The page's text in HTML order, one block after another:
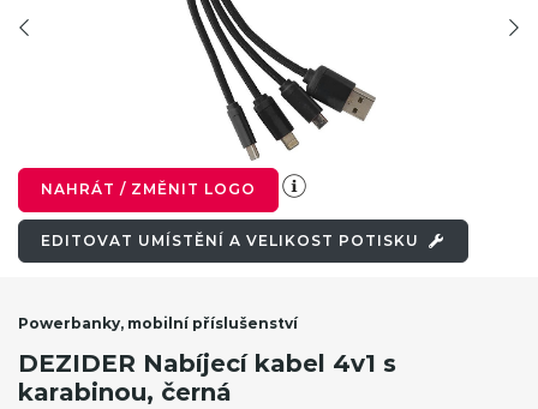
NAHRÁT / ZMĚNIT LOGO
EDITOVAT UMÍSTĚNÍ A VELIKOST POTISKU
Powerbanky, mobilní příslušenství
DEZIDER Nabíjecí kabel 4v1 s
karabinou, černá